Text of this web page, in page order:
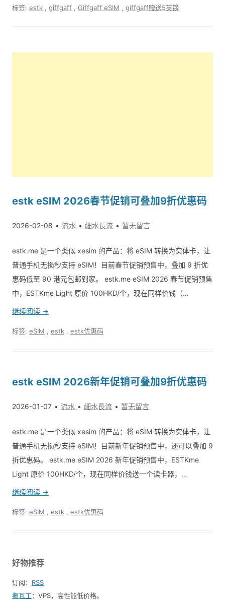
标签: estk giffgaff Giffgaff eSIM giffgaff赠送5英镑
estk eSIM 2026春节促销可叠加9折优惠码
2026-02-08 流水 細水長流 暂无留言
estk.me 是一个类似 xesim 的产品：将 eSIM 转换为实体卡，让
普通手机无损秒支持 eSIM！目前春节促销预售中，叠加 9 折优
惠码低至 90 港元包邮到家。 estk.me eSIM 2026 春节促销预售
中，ESTKme Light 原价 100HKD/个，现在同样价钱（…
继续阅读 →
标签: eSIM estk estk优惠码
estk eSIM 2026新年促销可叠加9折优惠码
2026-01-07 流水 細水長流 暂无留言
estk.me 是一个类似 xesim 的产品：将 eSIM 转换为实体卡，让
普通手机无损秒支持 eSIM！目前新年促销预售中，还可以叠加 9
折优惠码。 estk.me eSIM 2026 新年促销预售中，ESTKme
Light 原价 100HKD/个，现在同样价钱送一个读卡器，…
继续阅读 →
标签: eSIM estk estk优惠码
好物推荐
订阅： RSS
搬瓦工：VPS，高性能低价格。️